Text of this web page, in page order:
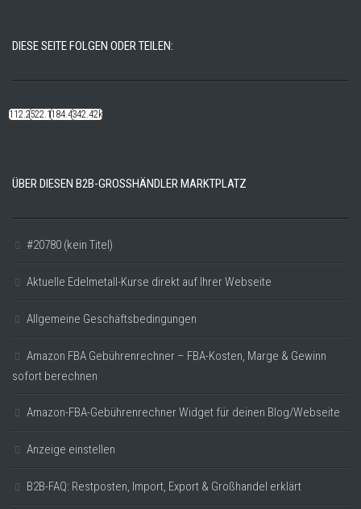
DIESE SEITE FOLGEN ODER TEILEN:
112.22k522.14k184.48k342.42k
ÜBER DIESEN B2B-GROSSHÄNDLER MARKTPLATZ
#20780 (kein Titel)
Aktuelle Edelmetall-Kurse direkt auf Ihrer Webseite
Allgemeine Geschäftsbedingungen
Amazon FBA Gebührenrechner – FBA-Kosten, Marge & Gewinn
sofort berechnen
Amazon-FBA-Gebührenrechner Widget für deinen Blog/Webseite
Anzeige einstellen
B2B-FAQ: Restposten, Import, Export & Großhandel erklärt